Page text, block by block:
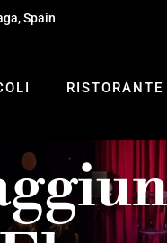
Spain
RISTORANTE